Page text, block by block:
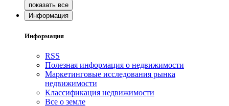
Информация
Информация
RSS
Полезная информация о недвижимости
Маркетинговые исследования рынка
недвижимости
Классификация недвижимости
Все о земле